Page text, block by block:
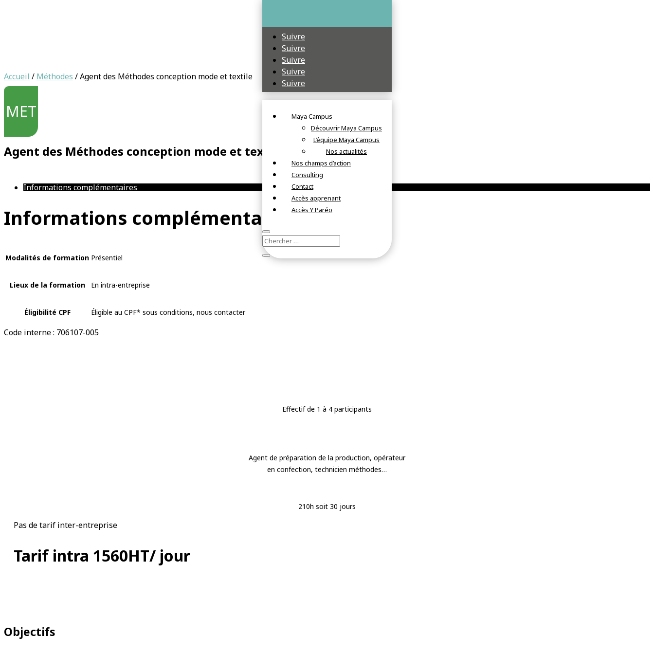
Suivre
Suivre
Suivre
Suivre
Suivre
Maya Campus
Découvrir Maya Campus
L’équipe Maya Campus
Nos actualités
Nos champs d’action
Consulting
Contact
Accès apprenant
Accès Y Paréo
Accueil / Méthodes / Agent des Méthodes conception mode et textile
MET
Agent des Méthodes conception mode et textile
Informations complémentaires
Informations complémentaires
Modalités de formation Présentiel
Lieux de la formation En intra-entreprise
Éligibilité CPF Éligible au CPF* sous conditions, nous contacter
Code interne : 706107-005
Effectif de 1 à 4 participants
Agent de préparation de la production, opérateur
en confection, technicien méthodes…
210h soit 30 jours
Pas de tarif inter-entreprise
Tarif intra 1560HT/ jour
Objectifs